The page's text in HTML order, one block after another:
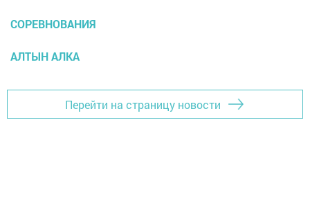
СОРЕВНОВАНИЯ
АЛТЫН АЛКА
Перейти на страницу новости